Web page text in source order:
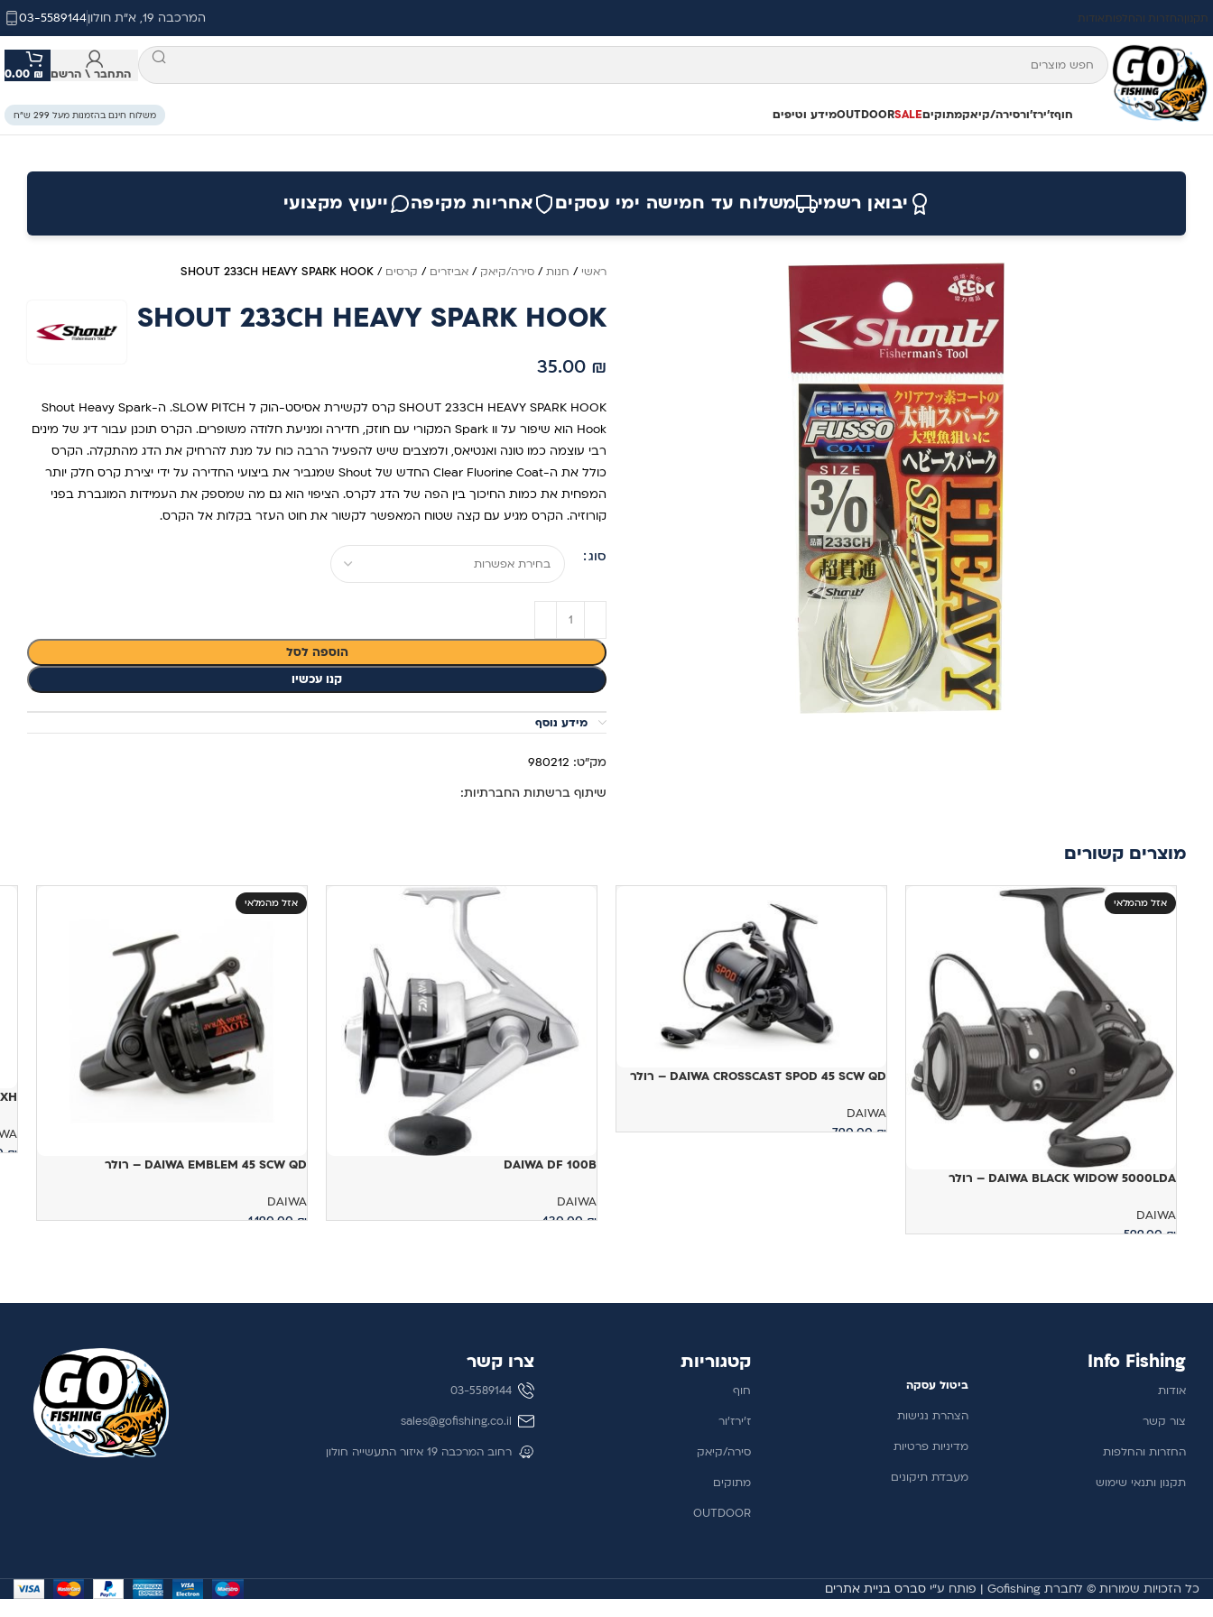
תקנוןהחזרות והחלפותאודות המרכבה 19, א"ת חולון 03-5589144
התחבר \ הרשם 0.00 ₪
חוףז'ירז'ורסירה/קיאקמתוקיםSALE
OUTDOORמידע וטיפים משלוח חינם בהזמנות מעל 299 ש״ח
יבואן רשמי משלוח עד חמישה ימי עסקים אחריות מקיפה ייעוץ מקצועי
ראשי / חנות/ סירה/קיאק / אביזרים / קרסים /
SHOUT 233CH HEAVY SPARK HOOK
SHOUT 233CH HEAVY SPARK HOOK
35.00 ₪
SHOUT 233CH HEAVY SPARK HOOK קרס לקשירת אסיסט-הוק ל SLOW PITCH. ה-Shout Heavy Spark
Hook הוא שיפור על וו Spark המקורי עם חוזק, חדירה ומניעת חלודה משופרים. הקרס תוכנן עבור דיג של מינים
רבי עוצמה כמו טונה ואנטיאס, ולמצבים שיש להפעיל הרבה כוח על מנת להרחיק את הדג מהתקלה. הקרס
כולל את ה-Clear Fluorine Coat החדש של Shout שמגביר את ביצועי החדירה על ידי יצירת קרס חלק יותר
המפחית את כמות החיכוך בין הפה של הדג לקרס. הציפוי הוא גם מה שמספק את העמידות המוגברת בפני
קורוזיה. הקרס מגיע עם קצה שטוח המאפשר לקשור את חוט העזר בקלות אל הקרס.
סוג
הוספה לסל
קנו עכשיו
מידע נוסף
מק"ט: 980212
שיתוף ברשתות החברתיות:
מוצרים קשורים
אזל מהמלאי
DAIWA BLACK WIDOW 5000LDA – רולר
DAIWA
599.00₪
DAIWA CROSSCAST SPOD 45 SCW QD – רולר
DAIWA
790.00₪
DAIWA DF 100B
DAIWA
430.00₪
אזל מהמלאי
DAIWA EMBLEM 45 SCW QD – רולר
DAIWA
1,190.00₪
₪
Info Fishing
אודות
צור קשר
החזרות והחלפות
תקנון ותנאי שימוש
ביטול עסקה
הצהרת נגישות
מדיניות פרטיות
מעבדת תיקונים
קטגוריות
חוף
ז'ירז'ור
סירה/קיאק
מתוקים
OUTDOOR
צרו קשר
03-5589144
sales@gofishing.co.il
רחוב המרכבה 19 איזור התעשייה חולון
כל הזכויות שמורות © לחברת Gofishing | פותח ע״י סברס בניית אתרים